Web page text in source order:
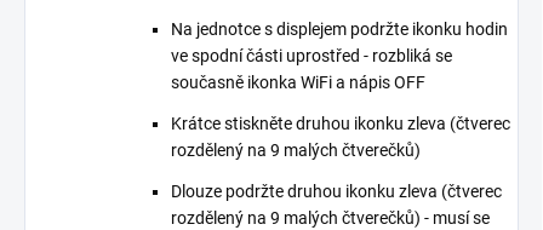
Na jednotce s displejem podržte ikonku hodin
ve spodní části uprostřed - rozbliká se
současně ikonka WiFi a nápis OFF
Krátce stiskněte druhou ikonku zleva (čtverec
rozdělený na 9 malých čtverečků)
Dlouze podržte druhou ikonku zleva (čtverec
rozdělený na 9 malých čtverečků) - musí se